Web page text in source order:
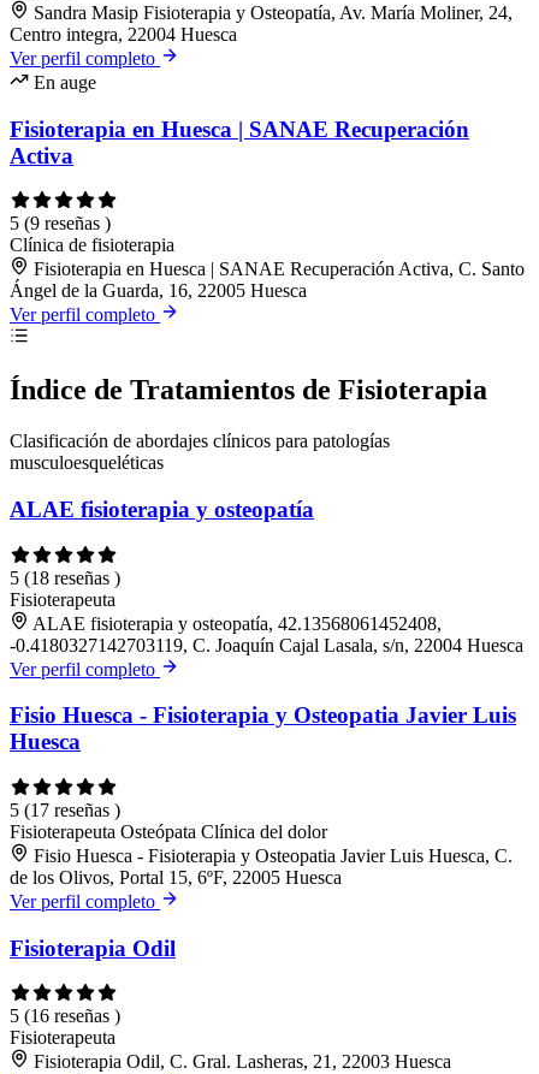
Sandra Masip Fisioterapia y Osteopatía, Av. María Moliner, 24,
Centro integra, 22004 Huesca
Ver perfil completo
En auge
Fisioterapia en Huesca​ | SANAE Recuperación
Activa
5 (9 reseñas )
Clínica de fisioterapia
Fisioterapia en Huesca​ | SANAE Recuperación Activa, C. Santo
Ángel de la Guarda, 16, 22005 Huesca
Ver perfil completo
Índice de Tratamientos de Fisioterapia
Clasificación de abordajes clínicos para patologías
musculoesqueléticas
ALAE fisioterapia y osteopatía
5 (18 reseñas )
Fisioterapeuta
ALAE fisioterapia y osteopatía, 42.13568061452408,
-0.4180327142703119, C. Joaquín Cajal Lasala, s/n, 22004 Huesca
Ver perfil completo
Fisio Huesca - Fisioterapia y Osteopatia Javier Luis
Huesca
5 (17 reseñas )
Fisioterapeuta Osteópata Clínica del dolor
Fisio Huesca - Fisioterapia y Osteopatia Javier Luis Huesca, C.
de los Olivos, Portal 15, 6ºF, 22005 Huesca
Ver perfil completo
Fisioterapia Odil
5 (16 reseñas )
Fisioterapeuta
Fisioterapia Odil, C. Gral. Lasheras, 21, 22003 Huesca